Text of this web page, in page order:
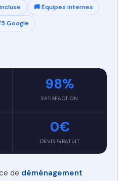
🚚 Équipes internes
5 Google
98%
SATISFACTION
0€
DEVIS GRATUIT
de déménagement